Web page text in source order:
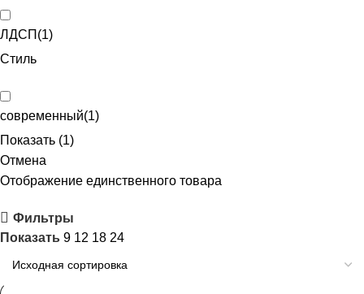
ЛДСП (1)
Стиль
современный(1)
Показать (1)
Отмена
Отображение единственного товара
Фильтры
Показать 9 12 18 24